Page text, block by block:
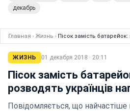
декабрь
Главная › Жизнь › Пісок замість
ЖИЗНЬ 01 декабря 2018 · 20:11
Пісок замість
розводять українців
Повідомляється, що